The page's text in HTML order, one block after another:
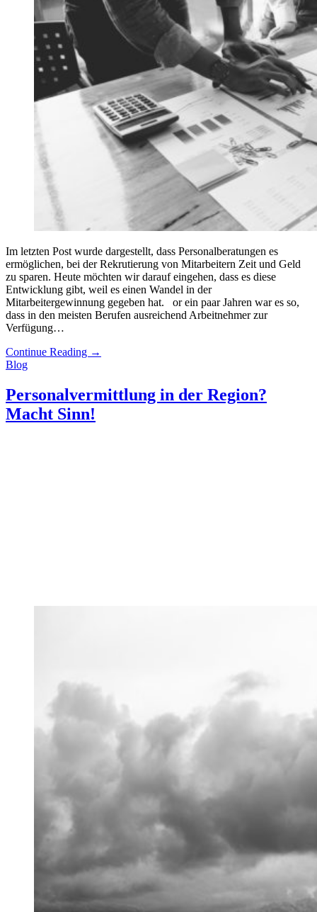
Im letzten Post wurde dargestellt, dass Personalberatungen es
ermöglichen, bei der Rekrutierung von Mitarbeitern Zeit und Geld
zu sparen. Heute möchten wir darauf eingehen, dass es diese
Entwicklung gibt, weil es einen Wandel in der
Mitarbeitergewinnung gegeben hat. or ein paar Jahren war es so,
dass in den meisten Berufen ausreichend Arbeitnehmer zur
Verfügung…
Continue Reading →
Blog
Personalvermittlung in der Region?
Macht Sinn!